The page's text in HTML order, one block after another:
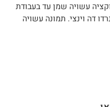
עשויה שמן עד בעבודת
דה וינצי. תמונה עשויה